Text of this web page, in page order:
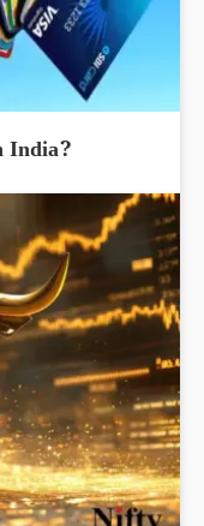
India?